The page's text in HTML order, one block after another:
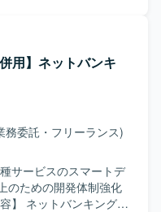
題の整理、レビュー対
た、開発メンバーへの
計、製造、テスト工
。アプリでは点検情
場報告などの機能を
針を整理し、関係者と
ら仕様調整や技術課
ます。開発メンバーを
産性の向上に意欲的に
ジションの
用】ネットバンキ
務委託・フリーランス)
サービスのスマートデ
のための開発体制強化